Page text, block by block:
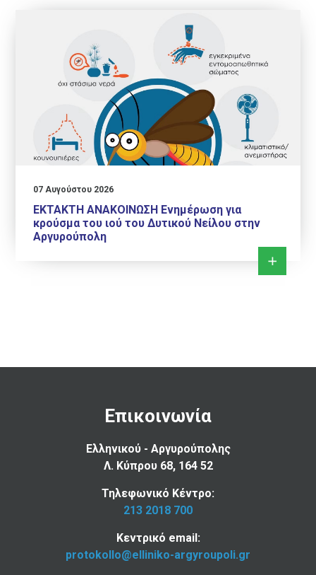
07 Αυγούστου 2026
ΕΚΤΑΚΤΗ ΑΝΑΚΟΙΝΩΣΗ Ενημέρωση για
κρούσμα του ιού του Δυτικού Νείλου στην
Αργυρούπολη
Επικοινωνία
Ελληνικού - Αργυρούπολης
Λ. Κύπρου 68, 164 52
Τηλεφωνικό Κέντρο:
213 2018 700
Κεντρικό email:
protokollo@elliniko-argyroupoli.gr